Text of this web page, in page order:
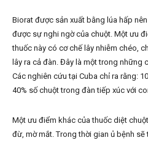
Biorat được sản xuất bằng lúa hấp
được sự nghi ngờ của chuột. Một ưu
thuốc này có cơ chế lây nhiễm chéo,
lây ra cả đàn. Đây là một trong những
Các nghiên cứu tại Cuba chỉ ra rằng:
40% số chuột trong đàn tiếp xúc với
Một ưu điểm khác của thuốc diệt
đừ, mờ mắt. Trong thời gian ủ bệnh